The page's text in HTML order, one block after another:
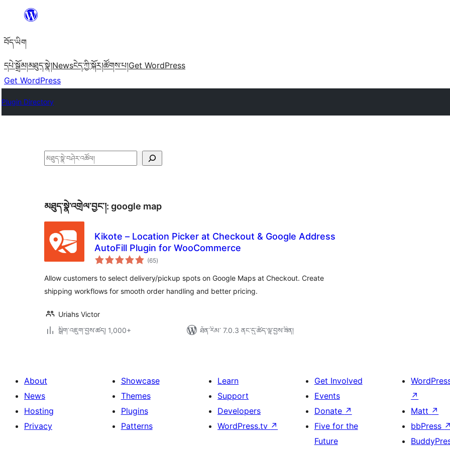
content
བོད་ཡིག
དཔེ་སྒྲོམ།མཐུད་སྣེ།Newsངེད་ཀྱི་སྐོར།ཚོགས་པ།Get WordPress
Get WordPress
Plugin Directory
བཤེར་
མཐུད་སྣེ་འགྲེལ་བྱང་།: google map
Kikote – Location Picker at Checkout & Google Address
AutoFill Plugin for WooCommerce
(65གདེང་
འཇོག་
ཚང་།
)
Allow customers to select delivery/pickup spots on Google Maps at Checkout. Create
shipping workflows for smooth order handling and better pricing.
Uriahs Victor
སྒྲིག་འཇུག་བྱས་ཚད། 1,000+
ཐོན་རིམ་ 7.0.3 ནང་དུ་ཚོད་ལྟ་བྱས་ཟིན།
About
News
Hosting
Privacy
Showcase
Themes
Plugins
Patterns
Learn
Support
Developers
WordPress.tv ↗
Get Involved
Events
Donate ↗
Five for the
Future
↗
Matt ↗
bbPress ↗